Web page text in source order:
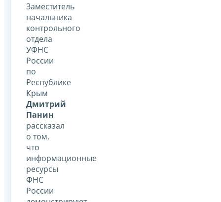
Заместитель
начальника
контрольного
отдела
УФНС
России
по
Республике
Крым
Дмитрий
Панин
рассказал
о том,
что
информационные
ресурсы
ФНС
России